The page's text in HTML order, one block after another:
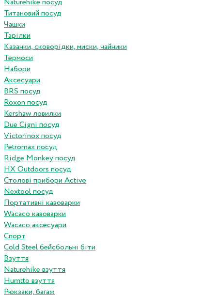
Naturehike посуд
Титановий посуд
Чашки
Тарілки
Казанки, сковорідки, миски, чайники
Термоси
Набори
Аксесуари
BRS посуд
Roxon посуд
Kershaw ловилки
Due Cigni посуд
Victorinox посуд
Petromax посуд
Ridge Monkey посуд
HX Outdoors посуд
Столові прибори Active
Nextool посуд
Портативні кавоварки
Wacaco кавоварки
Wacaco аксесуари
Спорт
Cold Steel бейсбольні біти
Взуття
Naturehike взуття
Humtto взуття
Рюкзаки, багаж